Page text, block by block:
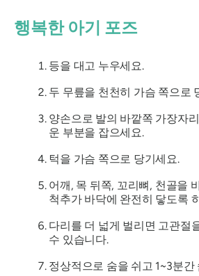
행복한 아기 포즈
등을 대고 누우세요.
두 무릎을 천천히 가슴 쪽으로
양손으로 발의 바깥쪽 가장자
운 부분을 잡으세요.
턱을 가슴 쪽으로 당기세요.
어깨, 목 뒤쪽, 꼬리뼈, 천골을
척추가 바닥에 완전히 닿도록
다리를 더 넓게 벌리면 고관절
수 있습니다.
정상적으로 숨을 쉬고 1~3분간